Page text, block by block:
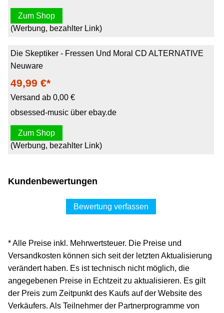
Zum Shop
(Werbung, bezahlter Link)
Die Skeptiker - Fressen Und Moral CD ALTERNATIVE
Neuware
49,99 €*
Versand ab 0,00 €
obsessed-music über ebay.de
Zum Shop
(Werbung, bezahlter Link)
Kundenbewertungen
Bewertung verfassen
* Alle Preise inkl. Mehrwertsteuer. Die Preise und
Versandkosten können sich seit der letzten Aktualisierung
verändert haben. Es ist technisch nicht möglich, die
angegebenen Preise in Echtzeit zu aktualisieren. Es gilt
der Preis zum Zeitpunkt des Kaufs auf der Website des
Verkäufers. Als Teilnehmer der Partnerprogramme von